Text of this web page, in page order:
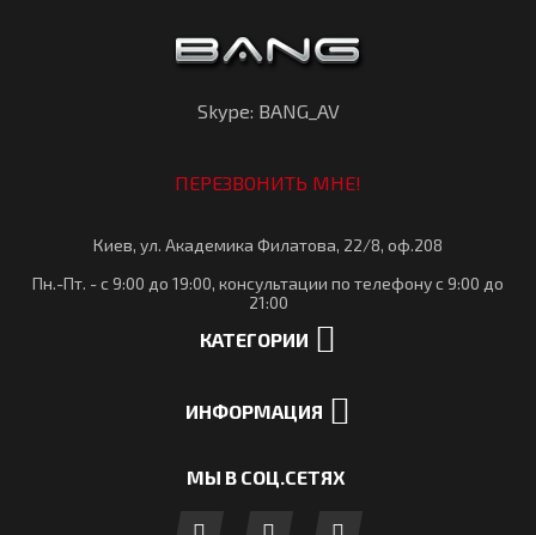
Skype: BANG_AV
ПЕРЕЗВОНИТЬ МНЕ!
Киев, ул. Академика Филатова, 22/8, оф.208
Пн.-Пт. - с 9:00 до 19:00, консультации по телефону с 9:00 до
21:00
КАТЕГОРИИ
ИНФОРМАЦИЯ
МЫ В СОЦ.СЕТЯХ